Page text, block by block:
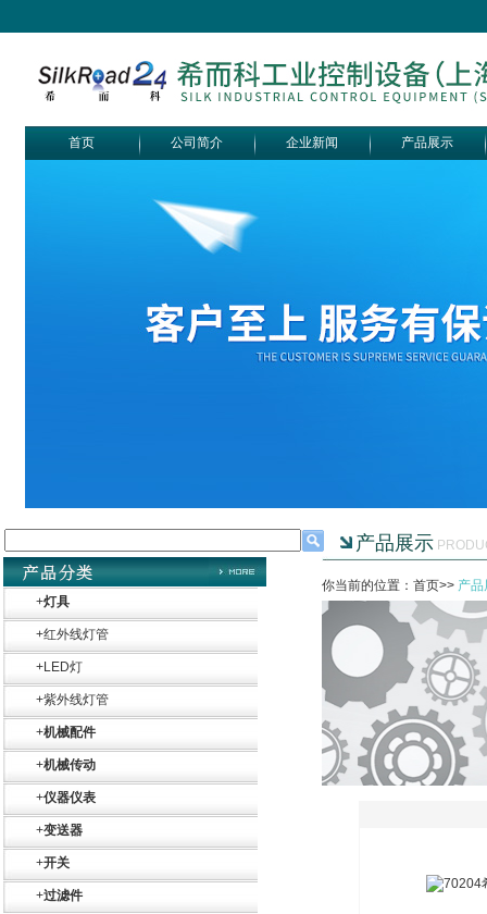
首页 公司简介 企业新闻 产品展示
+灯具
+红外线灯管
+LED灯
+紫外线灯管
+机械配件
+机械传动
+仪器仪表
+变送器
+开关
+过滤件
产品展示
你当前的位置：首页>> 产品